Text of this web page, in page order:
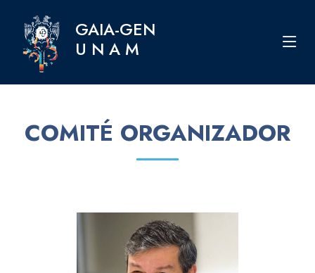
GAIA-GEN
U N A M
COMITÉ ORGANIZADOR